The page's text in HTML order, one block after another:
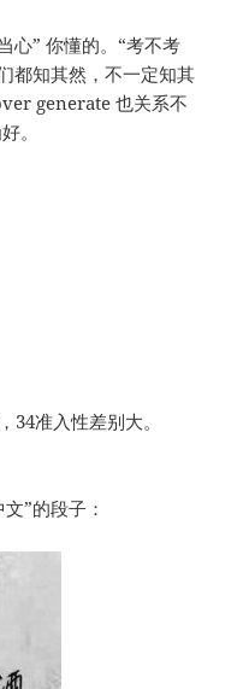
心” 你懂的。“考不考
都知其然，不一定知其
generate 也关系不
。
34准入性差别大。
”的段子：